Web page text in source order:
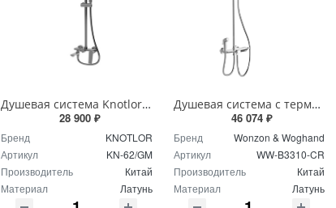
Душевая система Knotlor MUSE KN-62/GM вороненая сталь
28 900 ₽
Бренд
KNOTLOR
Артикул
KN-62/GM
Производитель
Китай
Материал
Латунь
Душевая система с термостатом Wonzon & Woghand WW-B3310-CR хром
46 074 ₽
Бренд
Wonzon & Woghand
Артикул
WW-B3310-CR
Производитель
Китай
Материал
Латунь